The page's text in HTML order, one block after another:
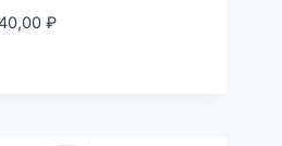
₽